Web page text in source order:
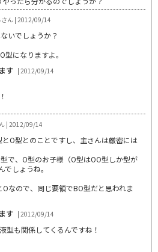
さん | 2012/09/14
いでしょうか？
になりますよ。
す | 2012/09/14
| 2012/09/14
O型とのことですし、主さんは厳密には
で、O型のお子様（O型はOO型しか型が
しょうね。
なので、同じ要領でBO型だと思われま
す | 2012/09/14
型も関係してくるんですね！